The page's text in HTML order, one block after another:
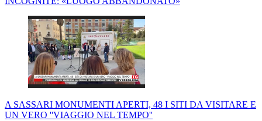
A SASSARI MONUMENTI APERTI, 48 I SITI DA VISITARE E
UN VERO ''VIAGGIO NEL TEMPO''